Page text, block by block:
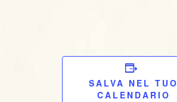
SALVA NEL TUO
CALENDARIO